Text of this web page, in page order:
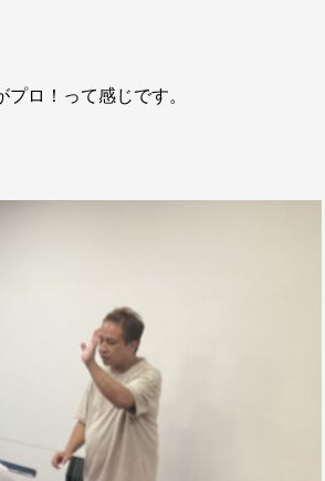
ロ！って感じです。